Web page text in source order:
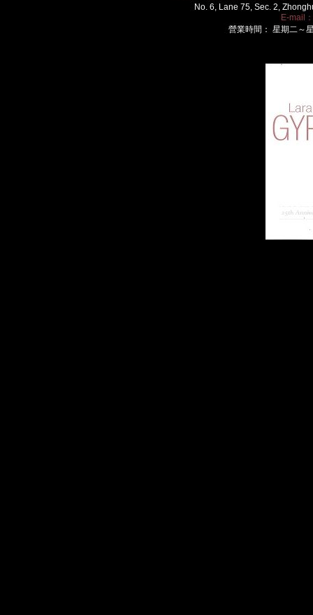
No. 6, Lane 75, Sec. 2,
E-mail：
營業時間： 星期二～